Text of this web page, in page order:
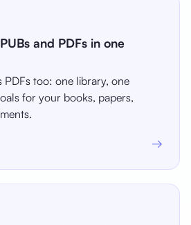
and PDFs in one
PDFs too: one library, one
for your books, papers,
→